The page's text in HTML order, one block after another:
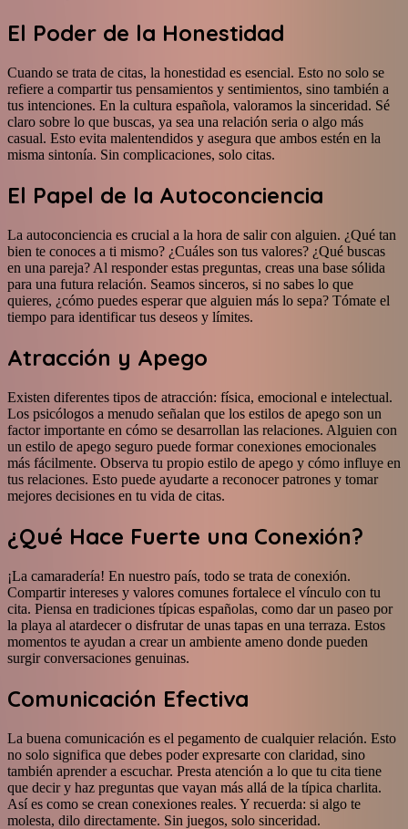
El Poder de la Honestidad
Cuando se trata de citas, la honestidad es esencial. Esto no solo se
refiere a compartir tus pensamientos y sentimientos, sino también a
tus intenciones. En la cultura española, valoramos la sinceridad. Sé
claro sobre lo que buscas, ya sea una relación seria o algo más
casual. Esto evita malentendidos y asegura que ambos estén en la
misma sintonía. Sin complicaciones, solo citas.
El Papel de la Autoconciencia
La autoconciencia es crucial a la hora de salir con alguien. ¿Qué tan
bien te conoces a ti mismo? ¿Cuáles son tus valores? ¿Qué buscas
en una pareja? Al responder estas preguntas, creas una base sólida
para una futura relación. Seamos sinceros, si no sabes lo que
quieres, ¿cómo puedes esperar que alguien más lo sepa? Tómate el
tiempo para identificar tus deseos y límites.
Atracción y Apego
Existen diferentes tipos de atracción: física, emocional e intelectual.
Los psicólogos a menudo señalan que los estilos de apego son un
factor importante en cómo se desarrollan las relaciones. Alguien con
un estilo de apego seguro puede formar conexiones emocionales
más fácilmente. Observa tu propio estilo de apego y cómo influye en
tus relaciones. Esto puede ayudarte a reconocer patrones y tomar
mejores decisiones en tu vida de citas.
¿Qué Hace Fuerte una Conexión?
¡La camaradería! En nuestro país, todo se trata de conexión.
Compartir intereses y valores comunes fortalece el vínculo con tu
cita. Piensa en tradiciones típicas españolas, como dar un paseo por
la playa al atardecer o disfrutar de unas tapas en una terraza. Estos
momentos te ayudan a crear un ambiente ameno donde pueden
surgir conversaciones genuinas.
Comunicación Efectiva
La buena comunicación es el pegamento de cualquier relación. Esto
no solo significa que debes poder expresarte con claridad, sino
también aprender a escuchar. Presta atención a lo que tu cita tiene
que decir y haz preguntas que vayan más allá de la típica charlita.
Así es como se crean conexiones reales. Y recuerda: si algo te
molesta, dilo directamente. Sin juegos, solo sinceridad.